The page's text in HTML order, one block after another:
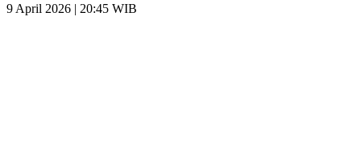
9 April 2026 | 20:45 WIB